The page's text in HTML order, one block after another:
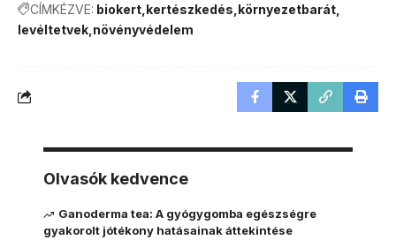
CÍMKÉZVE: biokert kertészkedés környezetbarát
levéltetvek növényvédelem
Olvasók kedvence
Ganoderma tea: A gyógygomba egészségre
gyakorolt jótékony hatásainak áttekintése